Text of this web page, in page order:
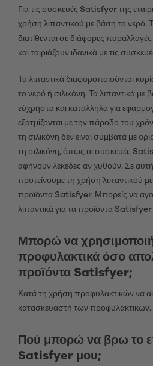
Για τις συσκευές Satisfyer της
χρήση λιπαντικού με βάση το νερό.
διατίθενται σε διάφορες
και ταιριάζουν ιδανικά με τις
Τα λιπαντικά διαφοροποιούνται
το νερό ή σιλικόνη. Τα λιπαντικά με
εύχρηστα και κατάλληλα για
εξατμίζονται με την πάροδο του
τη σιλικόνη δεν είναι συμβατά με
τη σιλικόνη, όπως οι συσκευές
αφήνουν λεκέδες αν χυθούν. Σε
προτείνουμε τη χρήση λιπαντικού
προϊόντα Satisfyer. Μπορείς να
λιπαντικά για τα προϊόντα Satisfyer
Μπορώ να
προφυλακτικά όσο
προϊόντα Satisfyer;
Κατά τη χρήση προφυλακτικών να
κατασκευαστή των προφυλακτικών.
Πού μπορώ να βρω το
Satisfyer μου;